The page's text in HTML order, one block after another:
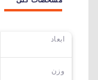
ابعاد
وزن